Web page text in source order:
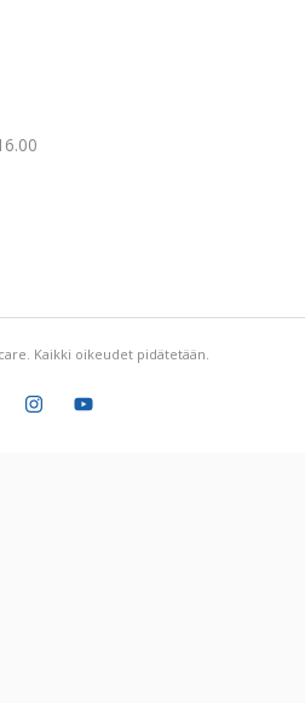
Kaikki oikeudet pidätetään.